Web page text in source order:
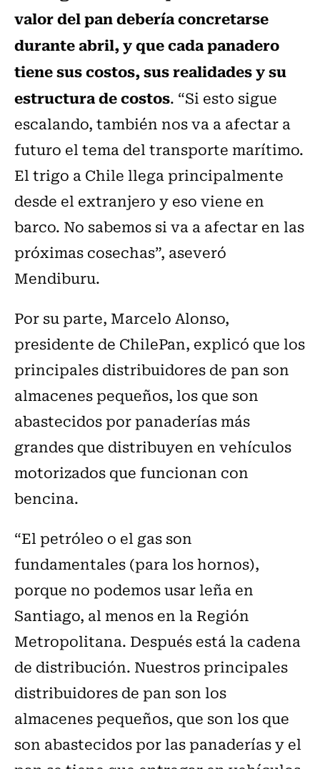
valor del pan debería concretarse
durante abril, y que cada panadero
tiene sus costos, sus realidades y su
estructura de costos. “Si esto sigue
escalando, también nos va a afectar a
futuro el tema del transporte marítimo.
El trigo a Chile llega principalmente
desde el extranjero y eso viene en
barco. No sabemos si va a afectar en las
próximas cosechas”, aseveró
Mendiburu.
Por su parte, Marcelo Alonso,
presidente de ChilePan, explicó que los
principales distribuidores de pan son
almacenes pequeños, los que son
abastecidos por panaderías más
grandes que distribuyen en vehículos
motorizados que funcionan con
bencina.
“El petróleo o el gas son
fundamentales (para los hornos),
porque no podemos usar leña en
Santiago, al menos en la Región
Metropolitana. Después está la cadena
de distribución. Nuestros principales
distribuidores de pan son los
almacenes pequeños, que son los que
son abastecidos por las panaderías y el